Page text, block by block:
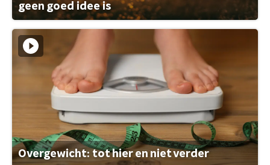
geen goed idee is
Overgewicht: tot hier en niet verder